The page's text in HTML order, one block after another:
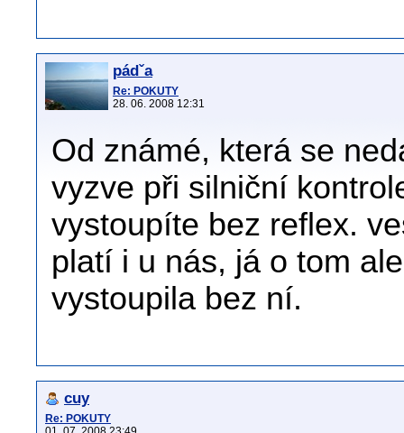
pádˇa
Re: POKUTY
28. 06. 2008 12:31
Od známé, která se
vyzve při silniční
vystoupíte bez reflex.
platí i u nás, já o tom
vystoupila bez ní.
cuy
Re: POKUTY